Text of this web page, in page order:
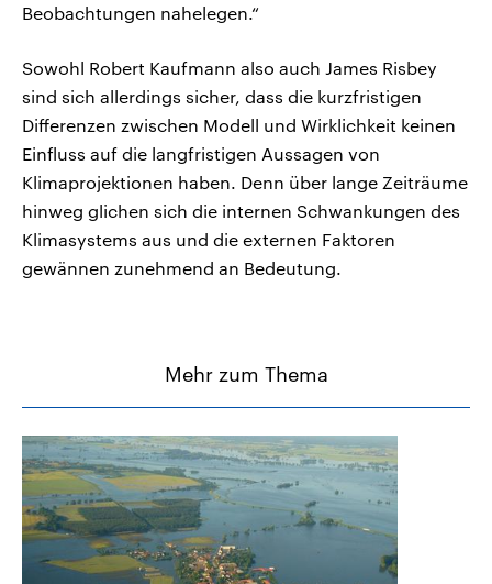
Beobachtungen nahelegen.“
Sowohl Robert Kaufmann also auch James Risbey
sind sich allerdings sicher, dass die kurzfristigen
Differenzen zwischen Modell und Wirklichkeit keinen
Einfluss auf die langfristigen Aussagen von
Klimaprojektionen haben. Denn über lange Zeiträume
hinweg glichen sich die internen Schwankungen des
Klimasystems aus und die externen Faktoren
gewännen zunehmend an Bedeutung.
Mehr zum Thema